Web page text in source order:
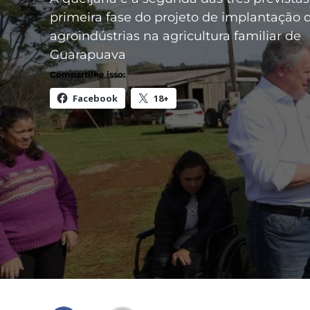
primeira fase do projeto de implantação
agroindústrias na agricultura familiar de
Guarapuava
Compartilhe isso:
Facebook 18+